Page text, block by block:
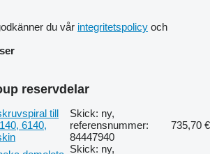
du vår integritetspolicy och
reservdelar
till
6140,
Skick: ny,
referensnummer:
84447940
735,70 €
Skick: ny,